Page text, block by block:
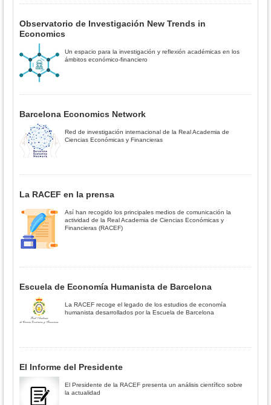
Observatorio de Investigación New Trends in
Economics
Un espacio para la investigación y reflexión académicas en los
ámbitos económico-financiero
Barcelona Economics Network
Red de investigación internacional de la Real Academia de
Ciencias Económicas y Financieras
La RACEF en la prensa
Así han recogido los principales medios de comunicación la
actividad de la Real Academia de Ciencias Económicas y
Financieras (RACEF)
Escuela de Economía Humanista de Barcelona
La RACEF recoge el legado de los estudios de economía
humanista desarrollados por la Escuela de Barcelona
El Informe del Presidente
El Presidente de la RACEF presenta un análisis científico sobre
la actualidad